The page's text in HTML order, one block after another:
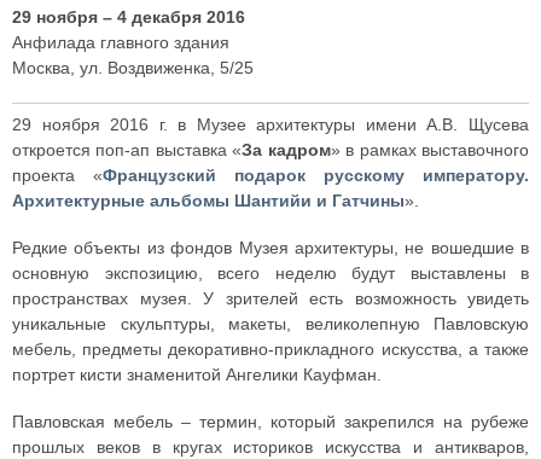
29 ноября – 4 декабря 2016
Анфилада главного здания
Москва, ул. Воздвиженка, 5/25
29 ноября 2016 г. в Музее архитектуры имени А.В. Щусева
откроется поп-ап выставка «За кадром» в рамках выставочного
проекта «Французский подарок русскому императору.
Архитектурные альбомы Шантийи и Гатчины».
Редкие объекты из фондов Музея архитектуры, не вошедшие в
основную экспозицию, всего неделю будут выставлены в
пространствах музея. У зрителей есть возможность увидеть
уникальные скульптуры, макеты, великолепную Павловскую
мебель, предметы декоративно-прикладного искусства, а также
портрет кисти знаменитой Ангелики Кауфман.
Павловская мебель – термин, который закрепился на рубеже
прошлых веков в кругах историков искусства и антикваров,